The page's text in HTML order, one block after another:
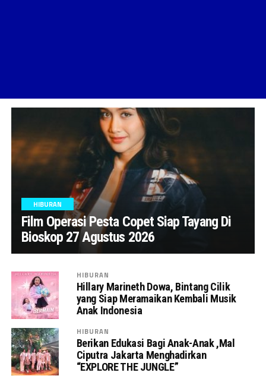
HIBURAN
Film Operasi Pesta Copet Siap Tayang Di
Bioskop 27 Agustus 2026
HIBURAN
Hillary Marineth Dowa, Bintang Cilik
yang Siap Meramaikan Kembali Musik
Anak Indonesia
HIBURAN
Berikan Edukasi Bagi Anak-Anak ,Mal
Ciputra Jakarta Menghadirkan
“EXPLORE THE JUNGLE”